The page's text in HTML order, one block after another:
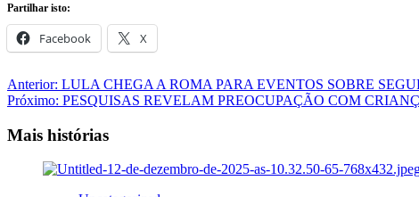
Partilhar isto:
Facebook X
Navegação
de
artigos
Anterior: LULA CHEGA A ROMA PARA EVENTOS SOBRE
Próximo: PESQUISAS REVELAM PREOCUPAÇÃO COM
Mais histórias